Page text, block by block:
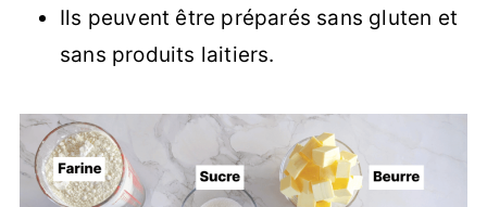
Ils peuvent être préparés sans gluten et
sans produits laitiers.